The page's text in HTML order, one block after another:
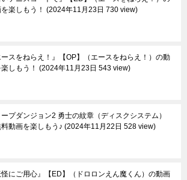
楽しもう！
2024年11月23日 730 view
ースをねらえ！』【OP】（エースをねらえ！）の動
しもう！
2024年11月23日 543 view
プダンジョン2 勇士の紋章（ディスクシステム）
動画を楽しもう♪ 2024年11月22日 528 view
怪にご用心』【ED】（ドロロンえん魔くん）の動画